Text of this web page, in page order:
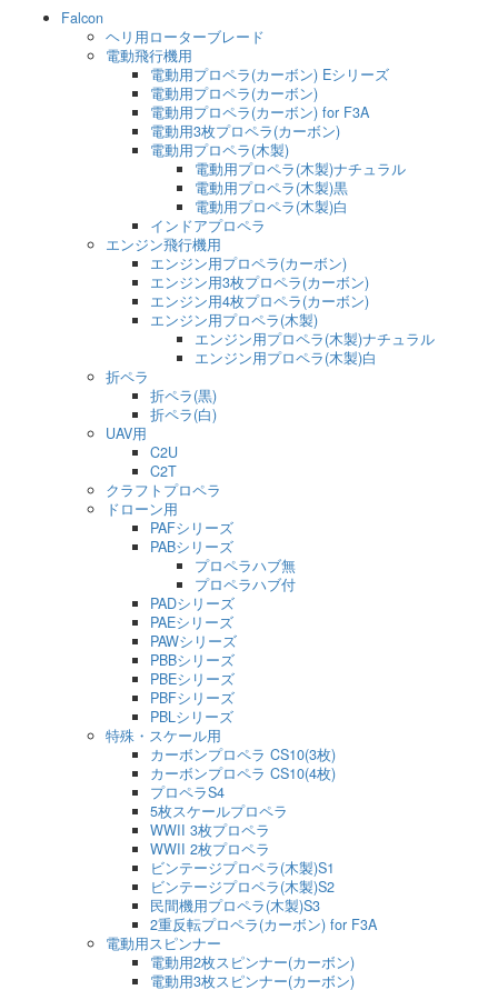
Falcon
ヘリ用ローターブレード
電動飛行機用
電動用プロペラ(カーボン) Eシリーズ
電動用プロペラ(カーボン)
電動用プロペラ(カーボン) for F3A
電動用3枚プロペラ(カーボン)
電動用プロペラ(木製)
電動用プロペラ(木製)ナチュラル
電動用プロペラ(木製)黒
電動用プロペラ(木製)白
インドアプロペラ
エンジン飛行機用
エンジン用プロペラ(カーボン)
エンジン用3枚プロペラ(カーボン)
エンジン用4枚プロペラ(カーボン)
エンジン用プロペラ(木製)
エンジン用プロペラ(木製)ナチュラル
エンジン用プロペラ(木製)白
折ペラ
折ペラ(黒)
折ペラ(白)
UAV用
C2U
C2T
クラフトプロペラ
ドローン用
PAFシリーズ
PABシリーズ
プロペラハブ無
プロペラハブ付
PADシリーズ
PAEシリーズ
PAWシリーズ
PBBシリーズ
PBEシリーズ
PBFシリーズ
PBLシリーズ
特殊・スケール用
カーボンプロペラ CS10(3枚)
カーボンプロペラ CS10(4枚)
プロペラS4
5枚スケールプロペラ
WWII 3枚プロペラ
WWII 2枚プロペラ
ビンテージプロペラ(木製)S1
ビンテージプロペラ(木製)S2
民間機用プロペラ(木製)S3
2重反転プロペラ(カーボン) for F3A
電動用スピンナー
電動用2枚スピンナー(カーボン)
電動用3枚スピンナー(カーボン)